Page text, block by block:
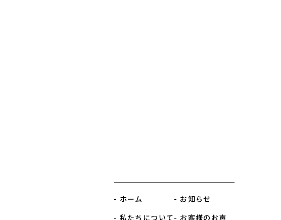
- ホーム
- 私たちについて
- お知らせ
- お客様のお声